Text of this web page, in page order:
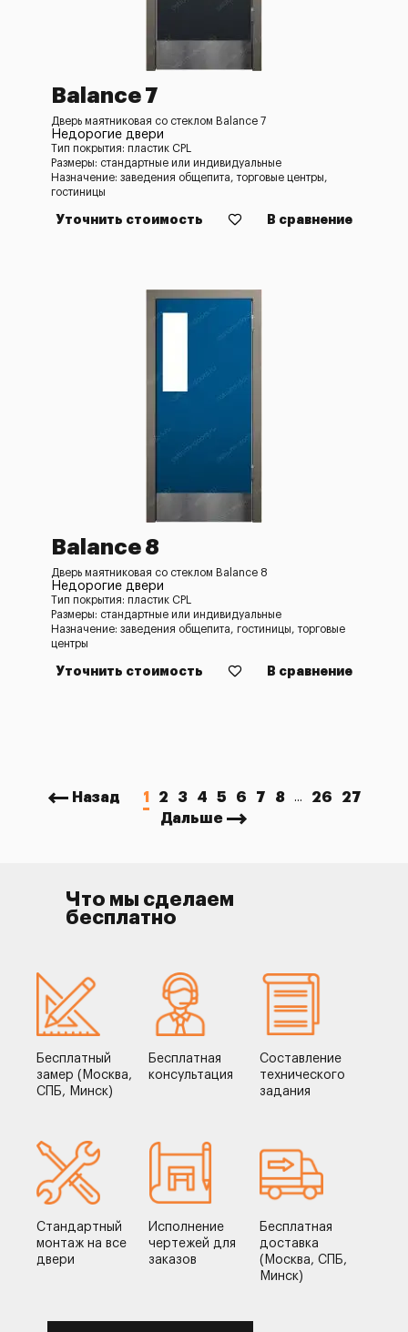
Balance 7
Дверь маятниковая со стеклом Balance 7
Недорогие двери
Тип покрытия: пластик CPL
Размеры: стандартные или индивидуальные
Назначение: заведения общепита, торговые центры,
гостиницы
Уточнить стоимость В сравнение
Balance 8
Дверь маятниковая со стеклом Balance 8
Недорогие двери
Тип покрытия: пластик CPL
Размеры: стандартные или индивидуальные
Назначение: заведения общепита, гостиницы, торговые
центры
Уточнить стоимость В сравнение
Назад 1 2 3 4 5 6 7 8 ... 26
27
Дальше
Что мы сделаем
бесплатно
Бесплатный
замер (Москва,
СПБ, Минск)
Бесплатная
консультация
Составление
технического
задания
Стандартный
монтаж на все
двери
Исполнение
чертежей для
заказов
Бесплатная
доставка
(Москва, СПБ,
Минск)